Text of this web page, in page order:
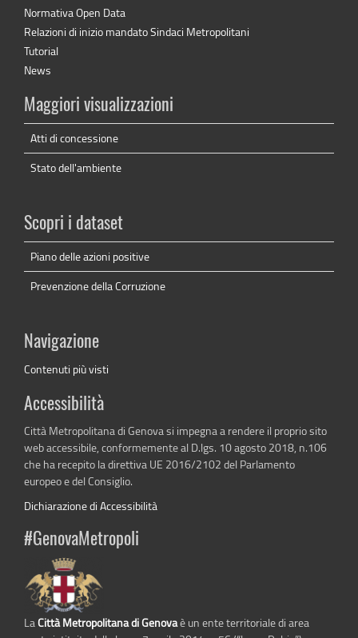
Normativa Open Data
Relazioni di inizio mandato Sindaci Metropolitani
Tutorial
News
Maggiori visualizzazioni
Atti di concessione
Stato dell'ambiente
Scopri i dataset
Piano delle azioni positive
Prevenzione della Corruzione
Navigazione
Contenuti più visti
Accessibilità
Città Metropolitana di Genova si impegna a rendere il proprio sito
web accessibile, conformemente al D.lgs. 10 agosto 2018, n.106
che ha recepito la direttiva UE 2016/2102 del Parlamento
europeo e del Consiglio.
Dichiarazione di Accessibilità
#GenovaMetropoli
LaCittà Metropolitana di Genovaè un ente territoriale di area